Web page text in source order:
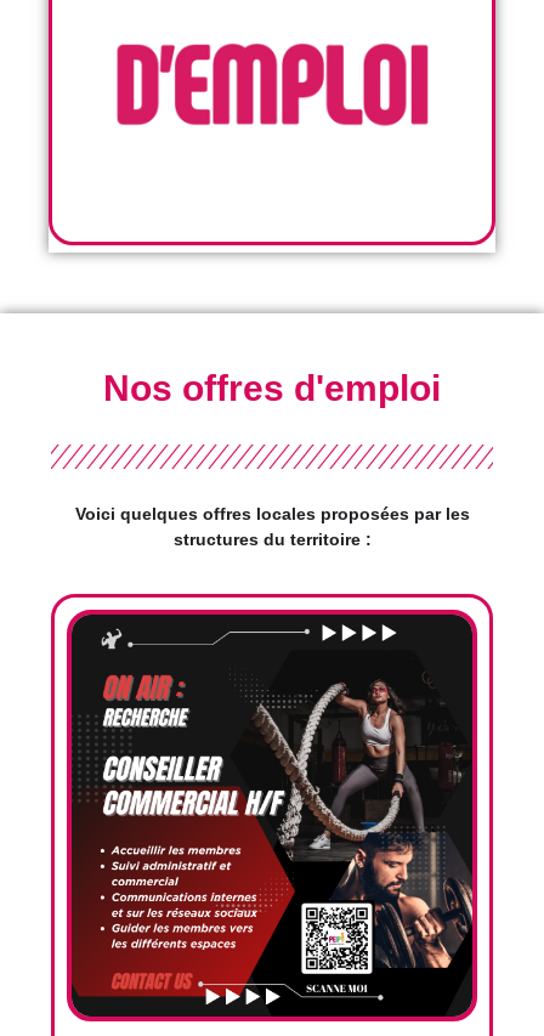
Nos offres d'emploi
Voici quelques offres locales proposées par les
structures du territoire :